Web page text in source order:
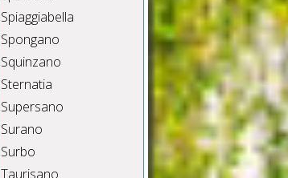
Spiaggiabella
Spongano
Squinzano
Sternatia
Supersano
Surano
Surbo
Taurisano